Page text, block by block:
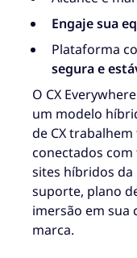
Engaje sua
Plataforma
segura e
O CX
um modelo
de CX
conectados
sites híbridos da
suporte, plano
imersão em sua
marca.